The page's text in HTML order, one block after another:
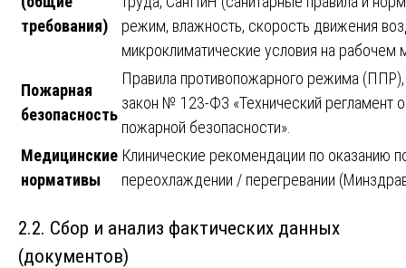
требования)
режим, влажность, скорость движения
микроклиматические условия на
Пожарная
безопасность
Правила противопожарного режима
закон № 123-ФЗ «Технический регламент
пожарной безопасности».
Медицинские
нормативы
Клинические рекомендации по оказанию
переохлаждении / перегревании
2.2. Сбор и анализ фактических данных
(документов)